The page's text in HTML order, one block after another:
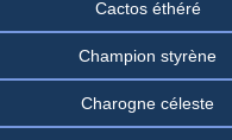
Cactos éthéré
Champion styrène
Charogne céleste